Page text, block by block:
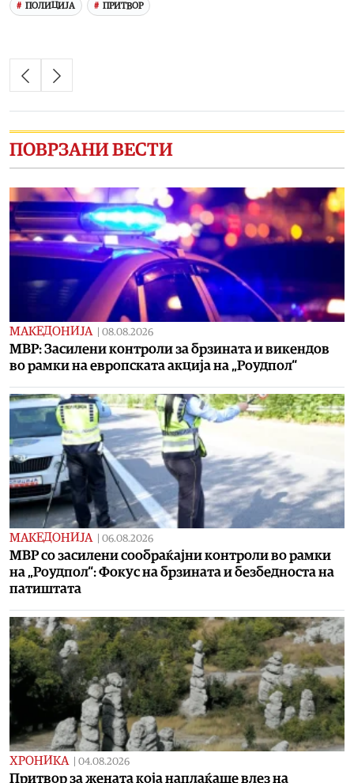
ПОЛИЦИЈА ПРИТВОР
ПОВРЗАНИ ВЕСТИ
МАКЕДОНИЈА 08.08.2026
МВР: Засилени контроли за брзината и викендов
во рамки на европската акција на „Роудпол“
МАКЕДОНИЈА 06.08.2026
МВР со засилени сообраќајни контроли во рамки
на „Роудпол“: Фокус на брзината и безбедноста на
патиштата
ХРОНИКА 04.08.2026
Притвор за жената која наплаќаше влез на